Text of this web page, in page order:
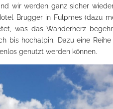
wir werden ganz sicher
Brugger in Fulpmes (dazu
was das Wanderherz
bis hochalpin. Dazu eine
genutzt werden können.